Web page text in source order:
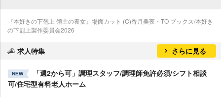
『本好きの下剋上 領主の養女』場面カット (C)香月美夜・TO ブックス/本好き
の下剋上製作委員会2026
求人特集 さらに見る
NEW
「週2から可」調理スタッフ/調理師免許必須/シフト相談
可/住宅型有料老人ホーム